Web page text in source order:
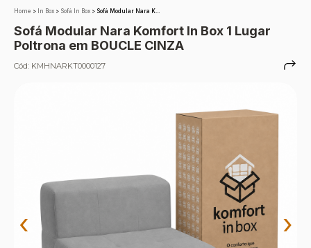
Home > In Box > Sofá In Box > Sofá Modular Nara K...
Sofá Modular Nara Komfort In Box 1 Lugar
Poltrona em BOUCLE CINZA
Cód: KMHNARKT0000127
‹ ›
2º
sofá
3º
sofá retrátil
sevilha
prisma